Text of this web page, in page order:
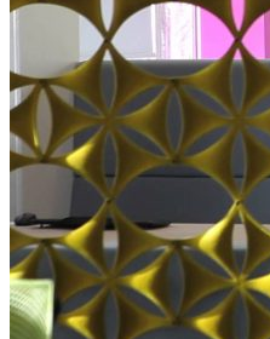
SmartPhone